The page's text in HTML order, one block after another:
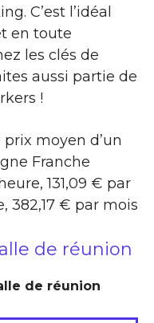
C’est l’idéal
en toute
les clés de
aussi partie de
!
prix moyen d’un
Franche
131,09 € par
382,17 € par mois
de réunion
de réunion